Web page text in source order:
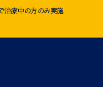
治療中の方のみ実施